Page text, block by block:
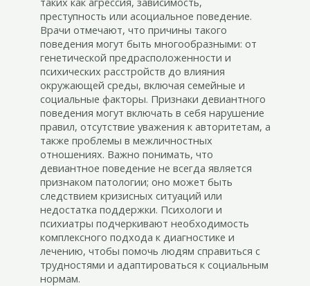
преступность или асоциальное поведение.
Врачи отмечают, что причины такого
поведения могут быть многообразными: от
генетической предрасположенности и
психических расстройств до влияния
окружающей среды, включая семейные и
социальные факторы. Признаки девиантного
поведения могут включать в себя нарушение
правил, отсутствие уважения к авторитетам, а
также проблемы в межличностных
отношениях. Важно понимать, что
девиантное поведение не всегда является
признаком патологии; оно может быть
следствием кризисных ситуаций или
недостатка поддержки. Психологи и
психиатры подчеркивают необходимость
комплексного подхода к диагностике и
лечению, чтобы помочь людям справиться с
трудностями и адаптироваться к социальным
нормам.